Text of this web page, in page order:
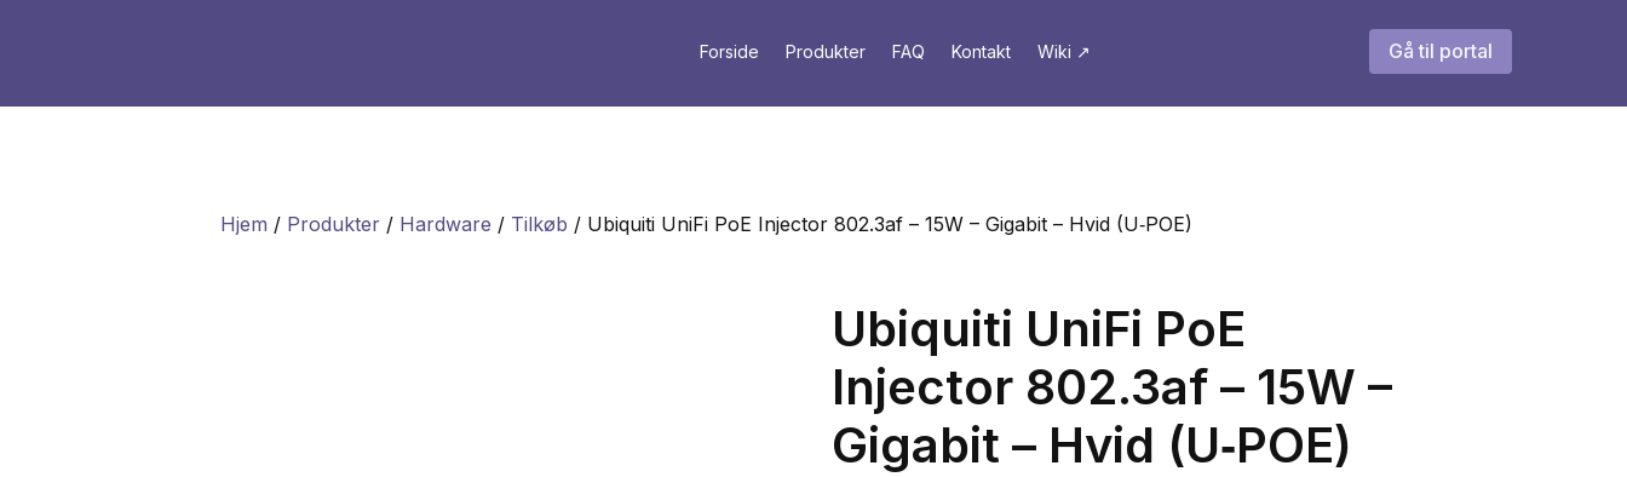
Forside Produkter FAQ Kontakt Wiki ↗ Gå til portal
Hjem / Produkter / Hardware / Tilkøb / Ubiquiti UniFi PoE Injector 802.3af – 15W – Gigabit – Hvid (U‑POE)
Ubiquiti UniFi PoE
Injector 802.3af – 15W –
Gigabit – Hvid (U‑POE)